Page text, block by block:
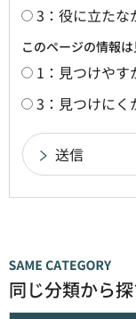
3：役に立たな
このページの情報
1：見つけやす
3：見つけにく
同じ分類から